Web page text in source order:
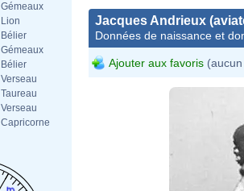
Gémeaux
Lion
Bélier
Gémeaux
Bélier
Verseau
Taureau
Verseau
Capricorne
Jacques Andrieux
Données de naissance et
Ajouter aux favoris